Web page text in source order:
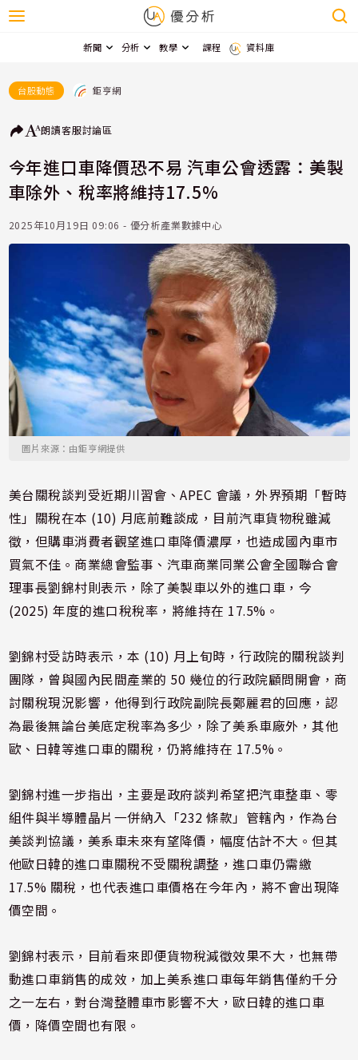
新聞 分析 教學 課程 資料庫
台股動態 鉅亨網
朗讀客服討論區
今年進口車降價恐不易 汽車公會透露：美製
車除外、稅率將維持17.5%
2025年10月19日 09:06 - 優分析產業數據中心
圖片來源：由鉅亨網提供
美台關稅談判受近期川習會、APEC 會議，外界預期「暫時
性」關稅在本 (10) 月底前難談成，目前汽車貨物稅雖減
徵，但購車消費者觀望進口車降價濃厚，也造成國內車市
買氣不佳。商業總會監事、汽車商業同業公會全國聯合會
理事長劉錦村則表示，除了美製車以外的進口車，今
(2025) 年度的進口稅稅率，將維持在 17.5%。
劉錦村受訪時表示，本 (10) 月上旬時，行政院的關稅談判
團隊，曾與國內民間產業的 50 幾位的行政院顧問開會，商
討關稅現況影響，他得到行政院副院長鄭麗君的回應，認
為最後無論台美底定稅率為多少，除了美系車廠外，其他
歐、日韓等進口車的關稅，仍將維持在 17.5%。
劉錦村進一步指出，主要是政府談判希望把汽車整車、零
組件與半導體晶片一併納入「232 條款」管轄內，作為台
美談判協議，美系車未來有望降價，幅度估計不大。但其
他歐日韓的進口車關稅不受關稅調整，進口車仍需繳
17.5% 關稅，也代表進口車價格在今年內，將不會出現降
價空間。
劉錦村表示，目前看來即便貨物稅減徵效果不大，也無帶
動進口車銷售的成效，加上美系進口車每年銷售僅約千分
之一左右，對台灣整體車市影響不大，歐日韓的進口車
價，降價空間也有限。